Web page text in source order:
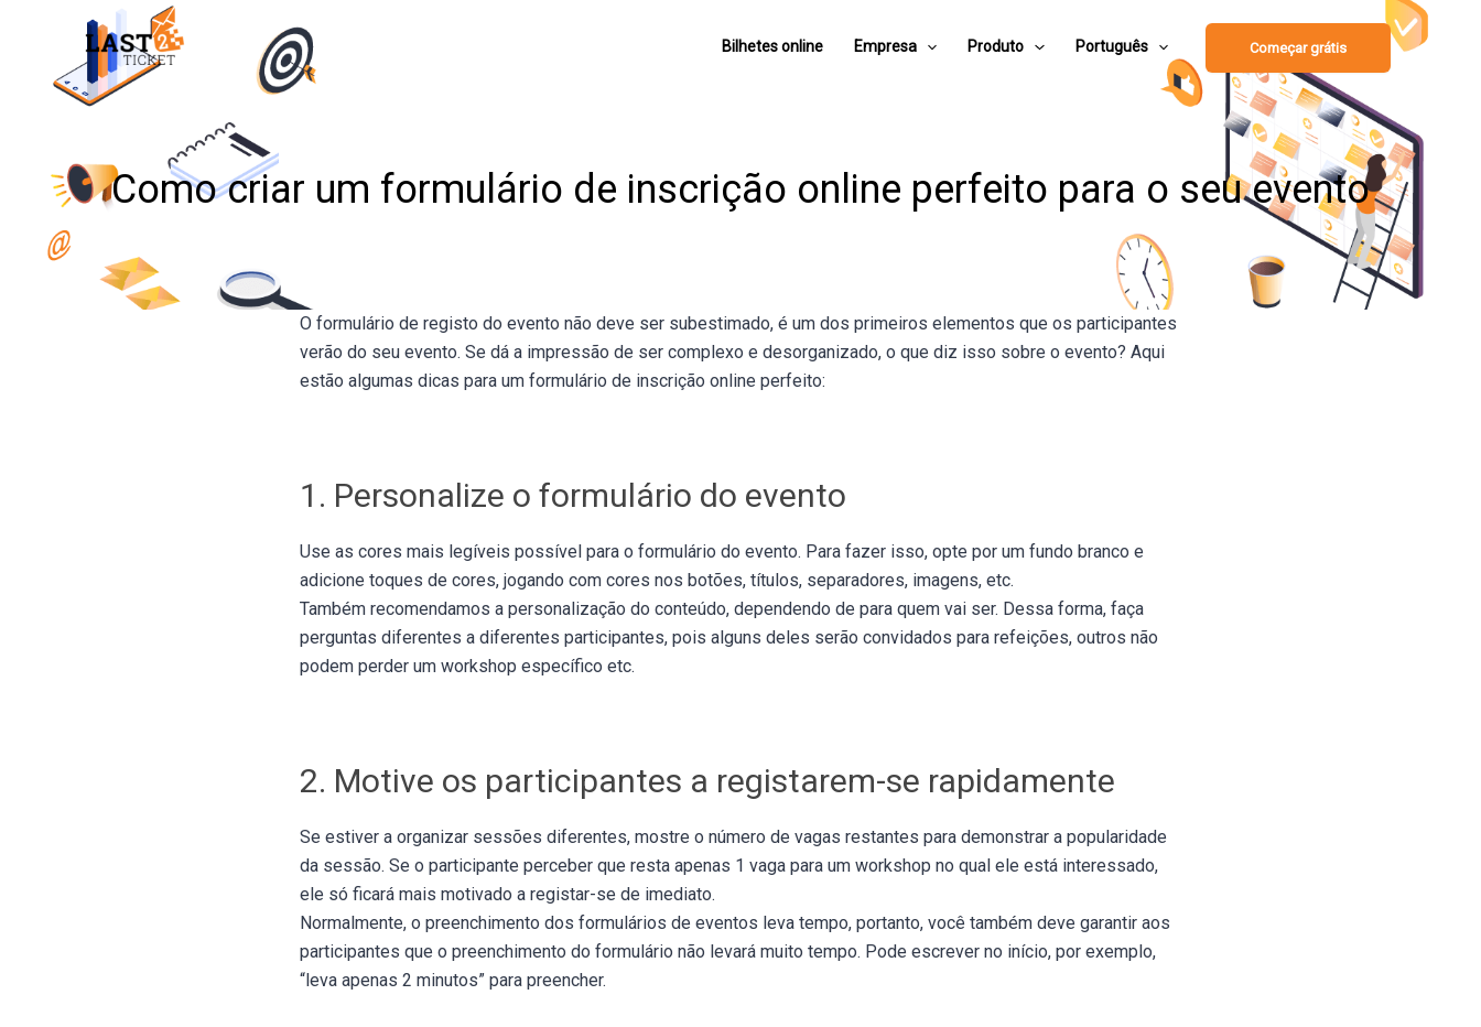
Bilhetes online Empresa Produto Português Começar grátis
Como criar um formulário de inscrição online perfeito para o seu evento
O formulário de registo do evento não deve ser subestimado, é um dos primeiros elementos que os participantes
verão do seu evento. Se dá a impressão de ser complexo e desorganizado, o que diz isso sobre o evento? Aqui
estão algumas dicas para um formulário de inscrição online perfeito:
1. Personalize o formulário do evento
Use as cores mais legíveis possível para o formulário do evento. Para fazer isso, opte por um fundo branco e
adicione toques de cores, jogando com cores nos botões, títulos, separadores, imagens, etc.
Também recomendamos a personalização do conteúdo, dependendo de para quem vai ser. Dessa forma, faça
perguntas diferentes a diferentes participantes, pois alguns deles serão convidados para refeições, outros não
podem perder um workshop específico etc.
2. Motive os participantes a registarem-se rapidamente
Se estiver a organizar sessões diferentes, mostre o número de vagas restantes para demonstrar a popularidade
da sessão. Se o participante perceber que resta apenas 1 vaga para um workshop no qual ele está interessado,
ele só ficará mais motivado a registar-se de imediato.
Normalmente, o preenchimento dos formulários de eventos leva tempo, portanto, você também deve garantir aos
participantes que o preenchimento do formulário não levará muito tempo. Pode escrever no início, por exemplo,
“leva apenas 2 minutos” para preencher.